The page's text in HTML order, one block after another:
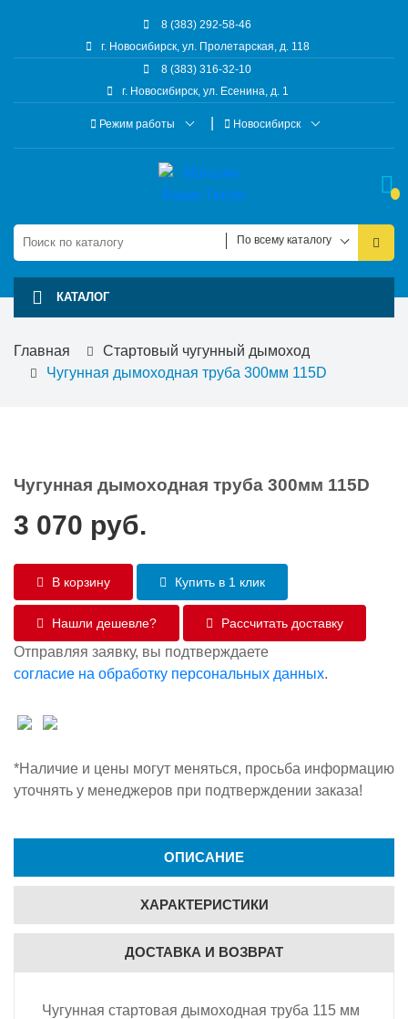
8 (383) 292-58-46
г. Новосибирск, ул. Пролетарская, д. 118
8 (383) 316-32-10
г. Новосибирск, ул. Есенина, д. 1
Режим работы Новосибирск
По всему каталогу
КАТАЛОГ
Главная
Стартовый чугунный дымоход
Чугунная дымоходная труба 300мм 115D
Чугунная дымоходная труба 300мм 115D
3 070 руб.
В корзину Купить в 1 клик
Нашли дешевле? Рассчитать доставку
Отправляя заявку, вы подтверждаете
согласие на обработку персональных данных.
*Наличие и цены могут меняться, просьба информацию
уточнять у менеджеров при подтверждении заказа!
ОПИСАНИЕ
ХАРАКТЕРИСТИКИ
ДОСТАВКА И ВОЗВРАТ
Чугунная стартовая дымоходная труба 115 мм